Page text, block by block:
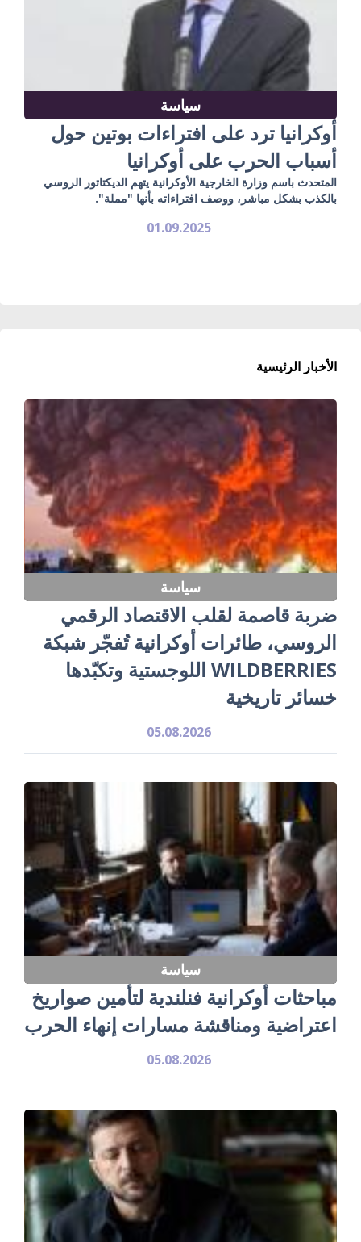
سياسة
أوكرانيا ترد على افتراءات بوتين حول
أسباب الحرب على أوكرانيا
المتحدث باسم وزارة الخارجية الأوكرانية يتهم الديكتاتور الروسي
بالكذب بشكل مباشر، ووصف افتراءاته بأنها "مملة".
01.09.2025
الأخبار الرئيسية
سياسة
ضربة قاصمة لقلب الاقتصاد الرقمي
الروسي، طائرات أوكرانية تُفجّر شبكة
WILDBERRIES اللوجستية وتكبّدها
خسائر تاريخية
05.08.2026
سياسة
مباحثات أوكرانية فنلندية لتأمين صواريخ
اعتراضية ومناقشة مسارات إنهاء الحرب
05.08.2026